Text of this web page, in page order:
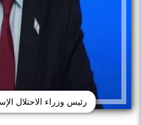
رئيس وزراء الاحتلال